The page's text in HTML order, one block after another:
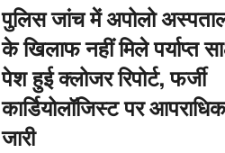
पुलिस जांच में अपोलो
के खिलाफ नहीं मिले पर्याप्त
पेश हुई क्लोजर रिपोर्ट, फर्जी
कार्डियोलॉजिस्ट पर आपराधिक
जारी